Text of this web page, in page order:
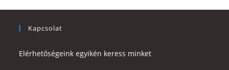
Kapcsolat
Elérhetőségeink egyikén keress minket